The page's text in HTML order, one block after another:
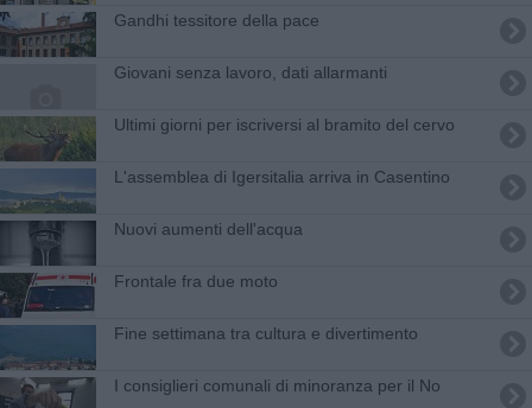
Gandhi tessitore della pace
Giovani senza lavoro, dati allarmanti
Ultimi giorni per iscriversi al bramito del cervo
L'assemblea di Igersitalia arriva in Casentino
Nuovi aumenti dell'acqua
Frontale fra due moto
Fine settimana tra cultura e divertimento
I consiglieri comunali di minoranza per il No